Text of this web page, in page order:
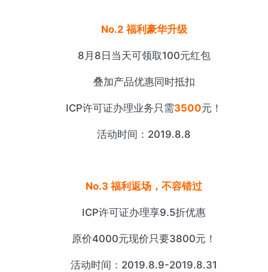
No.2 福利豪华升级
8月8日当天可领取100元红包
叠加产品优惠同时抵扣
ICP许可证办理业务只需3500元！
活动时间：2019.8.8
No.3 福利返场，不容错过
ICP许可证办理享9.5折优惠
原价4000元现价只要3800元！
活动时间：2019.8.9-2019.8.31